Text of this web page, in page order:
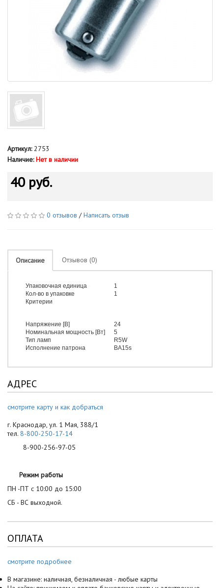
Артикул:2753
Наличие: Нет в наличии
40 руб.
0 отзывов /Написать отзыв
Описание Отзывов (0)
Упаковочная единица
1
Кол-во в упаковке
1
Критерии
Напряжение [В]
24
Номинальная мощность [Вт]
5
Тип ламп
R5W
Исполнение патрона
BA15s
АДРЕС
смотрите карту и как добраться
г. Краснодар, ул. 1 Мая, 388/1
тел. 8-800-250-17-14
8-900-256-97-05
Режим работы
ПН -ПТ с 10:00 до 15:00
СБ - ВС выходной.
ОПЛАТА
смотрите подробнее
В магазине: наличная, безналичная - любые карты